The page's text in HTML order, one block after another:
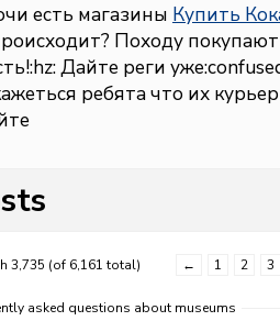
есть магазины Купить
Походу
Дайте реги
ребята что их
3,735 (of 6,161 total) ← 1 2 3
asked questions about museums